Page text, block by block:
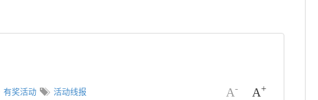
A- A+
有奖活动 活动线报